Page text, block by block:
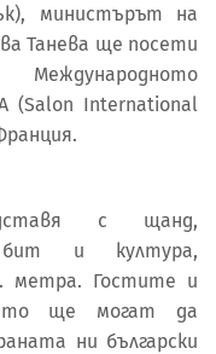
министърът на
Танева ще посети
(Salon International
с щанд,
бит и култура,
метра. Гостите и
ще могат да
ни български